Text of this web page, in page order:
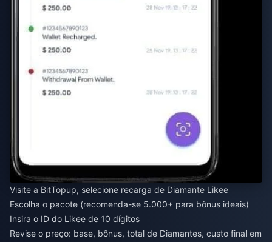
Visite a BitTopup, selecione recarga de Diamante Likee
Escolha o pacote (recomenda-se 5.000+ para bônus ideais)
Insira o ID do Likee de 10 dígitos
Revise o preço: base, bônus, total de Diamantes, custo final em